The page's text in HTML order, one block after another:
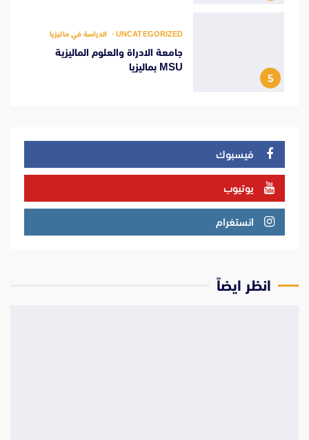
5
UNCATEGORIZED الدراسة في ماليزيا
جامعة الادراة والعلوم الماليزية
MSU بماليزيا
فيسبوك
يوتيوب
انستغرام
انظر ايضاً